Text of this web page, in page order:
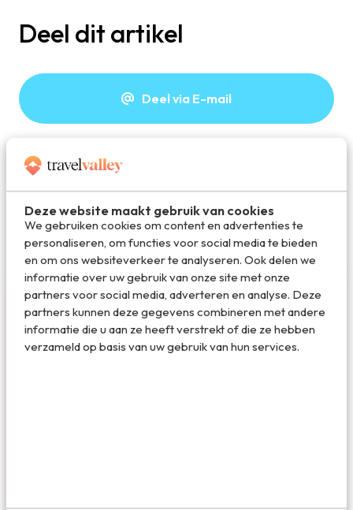
Deze website maakt gebruik van cookies
We gebruiken cookies om content en advertenties te
personaliseren, om functies voor social media te bieden
en om ons websiteverkeer te analyseren. Ook delen we
informatie over uw gebruik van onze site met onze
partners voor social media, adverteren en analyse. Deze
partners kunnen deze gegevens combineren met andere
informatie die u aan ze heeft verstrekt of die ze hebben
verzameld op basis van uw gebruik van hun services.
Deel dit artikel
Deel via E-mail